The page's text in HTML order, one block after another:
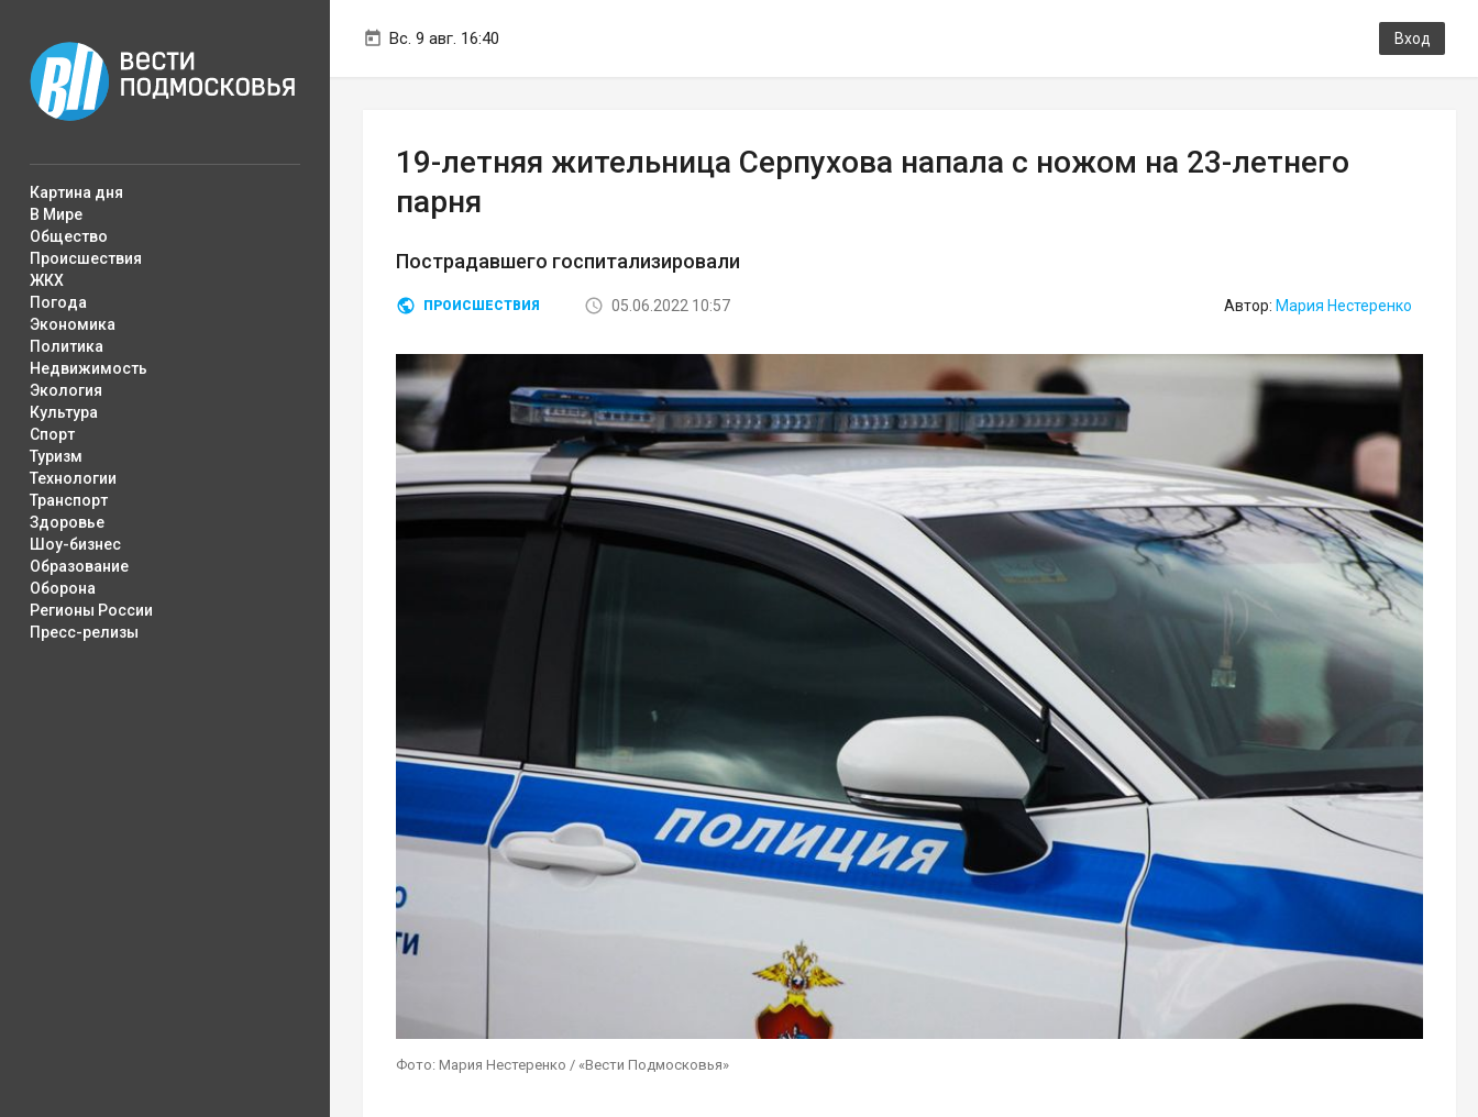
Вс. 9 авг. 16:40 Вход
Картина дня
В Мире
Общество
Происшествия
ЖКХ
Погода
Экономика
Политика
Недвижимость
Экология
Культура
Спорт
Туризм
Технологии
Транспорт
Здоровье
Шоу-бизнес
Образование
Оборона
Регионы России
Пресс-релизы
19-летняя жительница Серпухова напала с ножом на 23-летнего
парня
Пострадавшего госпитализировали
ПРОИСШЕСТВИЯ 05.06.2022 10:57 Автор: Мария Нестеренко
Фото: Мария Нестеренко / «Вести Подмосковья»